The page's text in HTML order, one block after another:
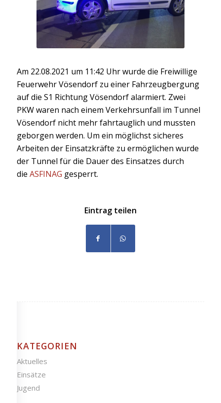
Am 22.08.2021 um 11:42 Uhr wurde die Freiwillige
Feuerwehr Vösendorf zu einer Fahrzeugbergung
auf die S1 RichtungVösendorf alarmiert. Zwei
PKW waren nach einem Verkehrsunfall im Tunnel
Vösendorf nicht mehr fahrtauglich und mussten
geborgen werden. Um ein möglichst sicheres
Arbeiten der Einsatzkräfte zu ermöglichen wurde
der Tunnel für die Dauer des Einsatzes durch
die ASFINAG gesperrt.
Eintrag teilen
KATEGORIEN
Aktuelles
Einsätze
Jugend